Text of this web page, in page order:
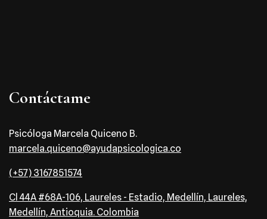
Contáctame
Psicóloga Marcela Quiceno B.
marcela.quiceno@ayudapsicologica.co
(+57) 3167851574
Cl 44A #68A-106, Laureles - Estadio, Medellín, Laureles,
Medellín, Antioquia. Colombia